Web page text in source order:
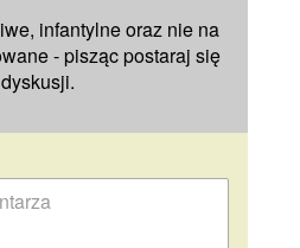
infantylne oraz nie na
- pisząc postaraj się